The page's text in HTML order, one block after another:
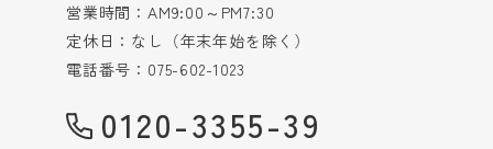
営業時間：AM9:00～PM7:30
定休日：なし（年末年始を除く）
電話番号：075-602-1023
0120-3355-39